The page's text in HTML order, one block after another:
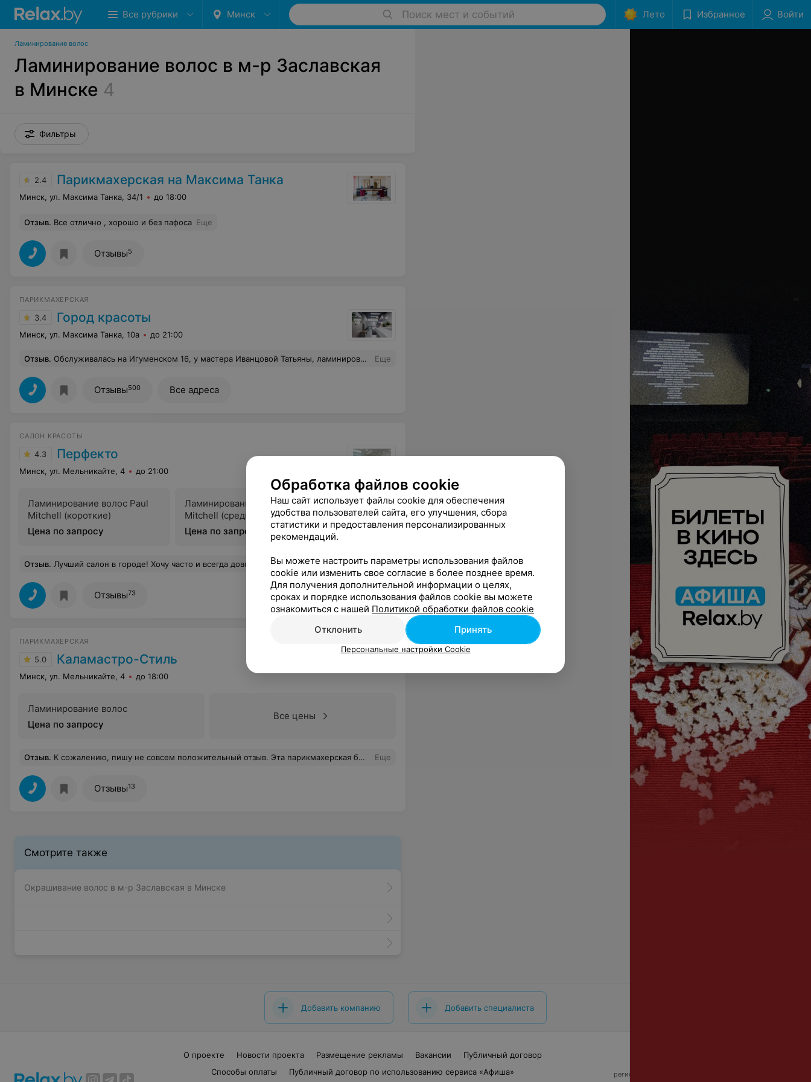
Все рубрики Минск Поиск мест и событий Лето Избранное Войти
Ламинирование волос
Ламинирование волос в м-р Заславская
в Минске 4
Фильтры
2.4 Парикмахерская на Максима Танка
Минск, ул. Максима Танка, 34/1 до 18:00
Отзыв. Все отлично , хорошо и без пафоса Еще
Отзывы5
ПАРИКМАХЕРСКАЯ
3.4 Город красоты
Минск, ул. Максима Танка, 10а до 21:00
Отзыв. Обслуживалась на Игуменском 16, у мастера Иванцовой Татьяны, ламинированием, стрижкой и мастером очень довольна. Еще
Отзывы500 Все адреса
САЛОН КРАСОТЫ
4.3 Перфекто
Минск, ул. Мельникайте, 4 до 21:00
Ламинирование волос Paul
Mitchell (короткие)
Цена по запросу
Ламинирование волос Paul
Mitchell (средние)
Цена по запросу
Ламинирование волос Paul
Mitchell (длинные)
Цена по запросу
Отзыв. Лучший салон в городе! Хочу часто и всегда довольна на все 100! И наконец-то вернулась из декрета мой любимый косметолог Наташа! Одним словом, золотые руки! Рекомендую Еще
Отзывы73
ПАРИКМАХЕРСКАЯ
5.0 Каламастро-Стиль
Минск, ул. Мельникайте, 4 до 18:00
Ламинирование волос
Цена по запросу
Все цены
Отзыв. К сожалению, пишу не совсем положительный отзыв. Эта парикмахерская была моим "экспериментом", была тут первый раз. Делала педикюр с долговременным(!) покрытием и маникюр с ним же. Мастера звали Ирина, если не ошибаюсь. Про педикюр: Обработка понравилась, очень аккуратно, покрытие (френч) тоже вышло ровненьким. Все было хорошо ровно до следующего дня! На следующий день беленькие края частично пооблупливались, получился этакий забористый педикюрчик. У меня такого даже с обычным покрытием никогда не было, а тут долговременное... Может качество гель-лака (Memoire Professional) оставляет желать лучшего, может мастер не запечатала края. Возвращаться просить переделать просто нет времени. Про маникюр: Я не новичок в этом деле, знаю, как работа мастера может выглядеть. По обработке нареканий особых нету, более менее. Но вот покрытие... Нет ни одного пальца без потеков и с ровным краем у кутикулы! Гель-лак (Memoire Professional) пастельного тона, покрывали в 3 слоя и все равно видны просветы. + просила мастера покрыть безымянный блесточками. Смотрю, топом уже средний покрываем, оказалось мастер забыла. Перекрывать не стала, предложила стразы (+10тыс за 1 шт). Крайне разочарована потраченным временем и средствами. Надеюсь администрация примет к сведению мой отзыв на будущее. Еще
Отзывы13
Смотрите также
Окрашивание волос в м-р Заславская в Минске
Добавить компанию Добавить специалиста
О проекте Новости проекта Размещение рекламы Вакансии
Публичный договор
Способы оплаты
Публичный договор по использованию сервиса «Афиша»
регистрирующий орган - Минский горисполком
Обработка файлов cookie
Наш сайт использует файлы cookie для обеспечения
удобства пользователей сайта, его улучшения, сбора
статистики и предоставления персонализированных
рекомендаций.
Вы можете настроить параметры использования файлов
cookie или изменить свое согласие в более позднее время.
Для получения дополнительной информации о целях,
сроках и порядке использования файлов cookie вы можете
ознакомиться с нашей Политикой обработки файлов cookie
Отклонить
Принять
Персональные настройки Cookie